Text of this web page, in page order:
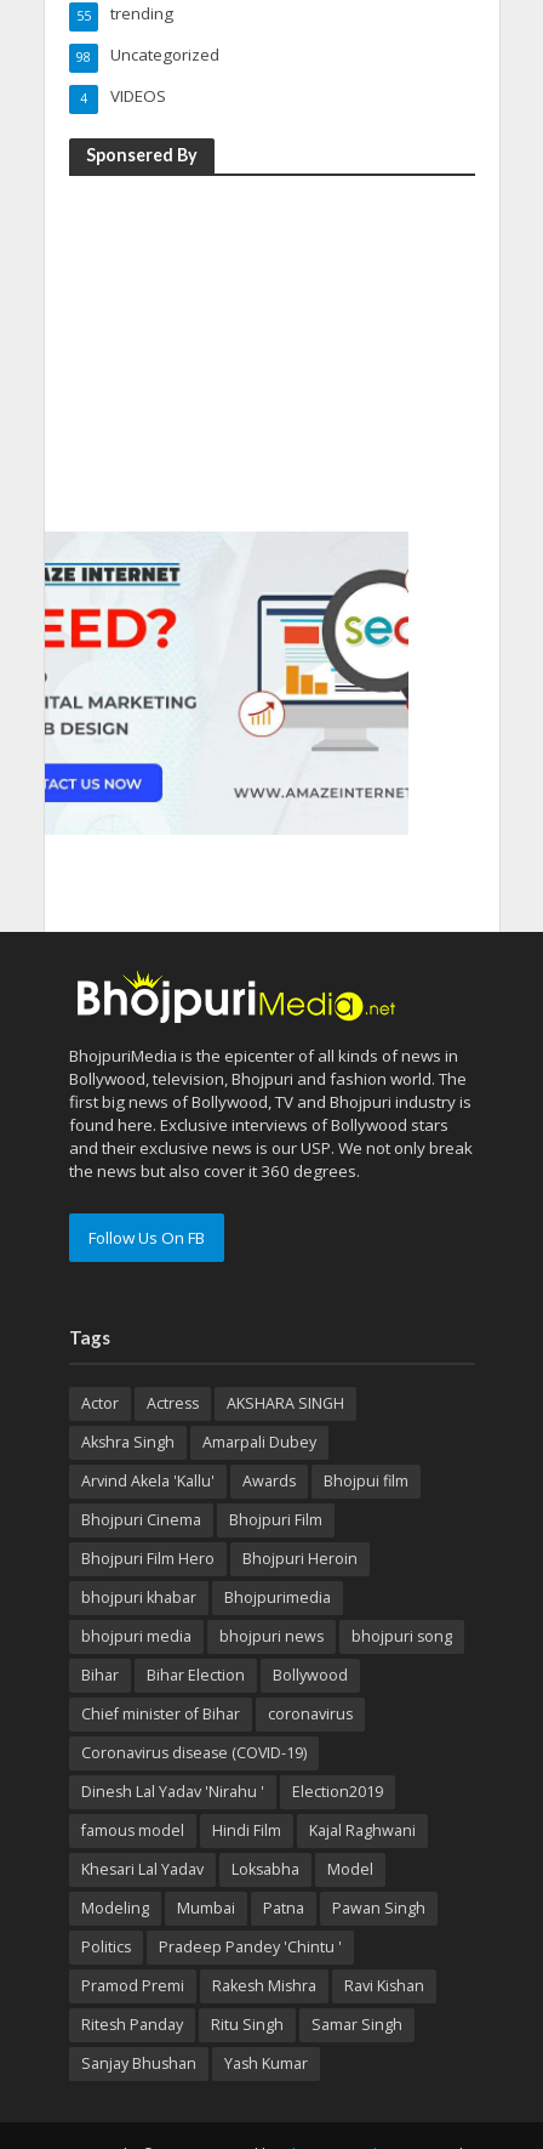
trending
55
Uncategorized
98
VIDEOS
4
Sponsered By
BhojpuriMedia is the epicenter of all kinds of news in
Bollywood, television, Bhojpuri and fashion world. The
first big news of Bollywood, TV and Bhojpuri industry is
found here. Exclusive interviews of Bollywood stars
and their exclusive news is our USP. We not only break
the news but also cover it 360 degrees.
Follow Us On FB
Tags
Actor Actress
AKSHARA SINGH
Akshra Singh
Amarpali Dubey
Arvind Akela 'Kallu'
Awards
Bhojpui film
Bhojpuri Cinema
Bhojpuri Film
Bhojpuri Film Hero
Bhojpuri Heroin
bhojpuri khabar
Bhojpurimedia
bhojpuri media
bhojpuri news
bhojpuri song
Bihar
Bihar Election
Bollywood
Chief minister of Bihar
coronavirus
Coronavirus disease (COVID-19)
Dinesh Lal Yadav 'Nirahu '
Election2019
famous model
Hindi Film
Kajal Raghwani
Khesari Lal Yadav
Loksabha
Model
Modeling
Mumbai Patna
Pawan Singh
Politics
Pradeep Pandey 'Chintu '
Pramod Premi
Rakesh Mishra
Ravi Kishan
Ritesh Panday
Ritu Singh
Samar Singh
Sanjay Bhushan
Yash Kumar